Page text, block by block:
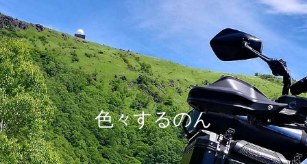
色々するのん